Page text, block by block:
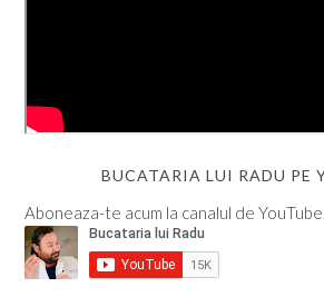
BUCATARIA LUI RADU PE
Aboneaza-te acum la canalul de YouTube.